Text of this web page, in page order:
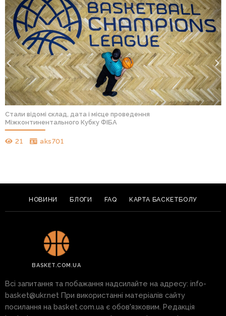
Стали відомі склад, дата і місце проведення
Міжконтинентального Кубку ФІБА
21 aks701
НОВИНИ БЛОГИ FAQ КАРТА БАСКЕТБОЛУ
BASKET.COM.UA
Всі запитання та побажання надсилайте на адресу: info-
basket@ukr.netПри використанні матеріалів сайту
посилання на basket.com.ua є обов'язковим. Редакція